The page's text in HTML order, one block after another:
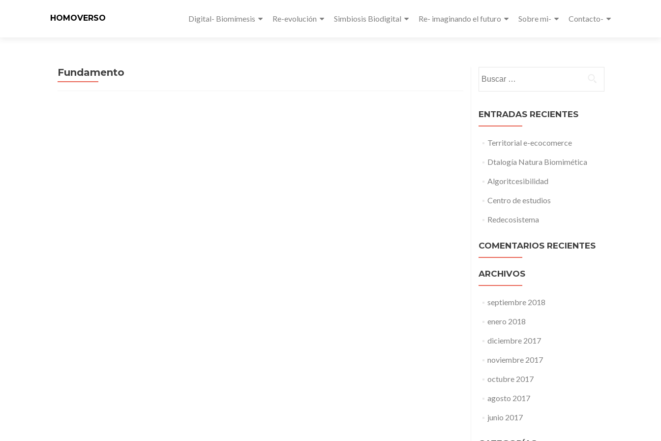
HOMOVERSO Digital- Biomímesis Re-evolución Simbiosis Biodigital Re- imaginando el futuro Sobre mi- Contacto-
Fundamento
ENTRADAS RECIENTES
Territorial e-ecocomerce
Dtalogía Natura Biomimética
Algoritcesibilidad
Centro de estudios
Redecosistema
COMENTARIOS RECIENTES
ARCHIVOS
septiembre 2018
enero 2018
diciembre 2017
noviembre 2017
octubre 2017
agosto 2017
junio 2017